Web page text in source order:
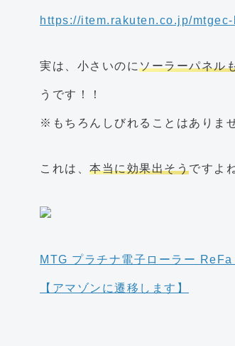
https://item.rakuten.co.jp/
実は、小さいのにソーラーパネル
うです！！
※もちろんしびれることはありま
これは、 本当に効果出そうですよ
MTG プラチナ電子ローラー
【アマゾンに遷移します】